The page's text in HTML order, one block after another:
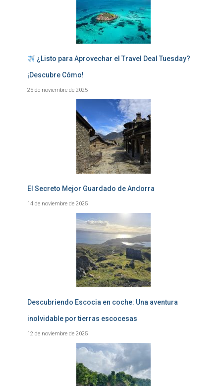
¿Listo para Aprovechar el Travel Deal Tuesday?
¡Descubre Cómo!
25 de noviembre de 2025
El Secreto Mejor Guardado de Andorra
14 de noviembre de 2025
Descubriendo Escocia en coche: Una aventura
inolvidable por tierras escocesas
12 de noviembre de 2025